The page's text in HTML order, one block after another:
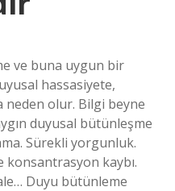
ve buna uygun bir
hassasiyete,
neden olur. Bilgi beyne
duyusal bütünleşme
Sürekli yorgunluk.
konsantrasyon kaybı.
Duyu bütünleme